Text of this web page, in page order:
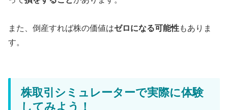
また、倒産すれば株の価値はゼロになる可能性もありま
す。
株取引シミュレーターで実際に体験
してみよう！